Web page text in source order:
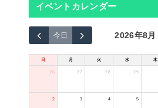
イベントカレンダー
今日 2026年8月
日 月 火 水 木
26 27 28 29
2 3 4 5